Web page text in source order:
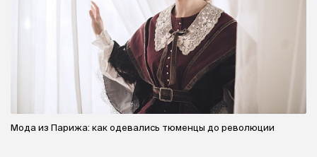
Мода из Парижа: как одевались тюменцы до революции